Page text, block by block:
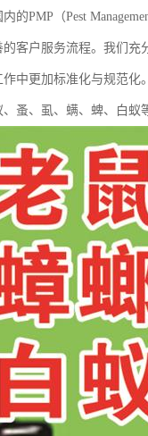
的PMP（Pest
客户服务流程。我们
中更加标准化与规范化。
蚤、虱、螨、蜱、白蚁